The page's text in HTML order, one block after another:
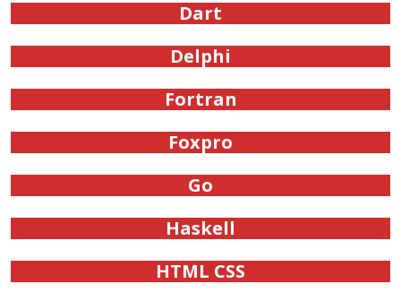
Dart
Delphi
Fortran
Foxpro
Go
Haskell
HTML CSS